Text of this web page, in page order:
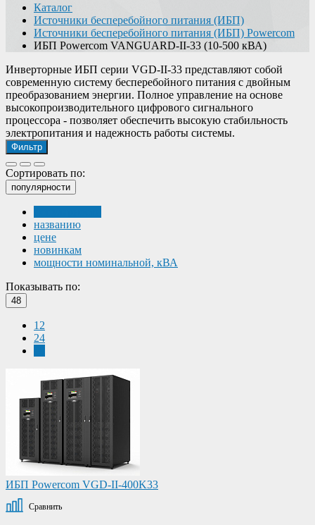
Каталог
Источники бесперебойного питания (ИБП)
Источники бесперебойного питания (ИБП) Powercom
ИБП Powercom VANGUARD-II-33 (10-500 кВА)
Инверторные ИБП серии VGD-II-33 представляют собой
современную систему бесперебойного питания с двойным
преобразованием энергии. Полное управление на основе
высокопроизводительного цифрового сигнального
процессора - позволяет обеспечить высокую стабильность
электропитания и надежность работы системы.
Фильтр
Сортировать по:
популярности
названию
цене
новинкам
мощности номинальной, кВА
Показывать по:
48
12
24
ИБП Powercom VGD-II-400K33
Сравнить